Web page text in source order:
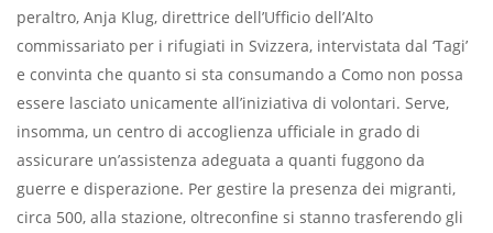
peraltro, Anja Klug, direttrice dell’Ufﬁcio dell’Alto
commissariato per i rifugiati in Svizzera, intervistata dal ‘Tagi’
e convinta che quanto si sta consumando a Como non possa
essere lasciato unicamente all’iniziativa di volontari. Serve,
insomma, un centro di accoglienza ufﬁciale in grado di
assicurare un’assistenza adeguata a quanti fuggono da
guerre e disperazione. Per gestire la presenza dei migranti,
circa 500, alla stazione, oltreconﬁne si stanno trasferendo gli